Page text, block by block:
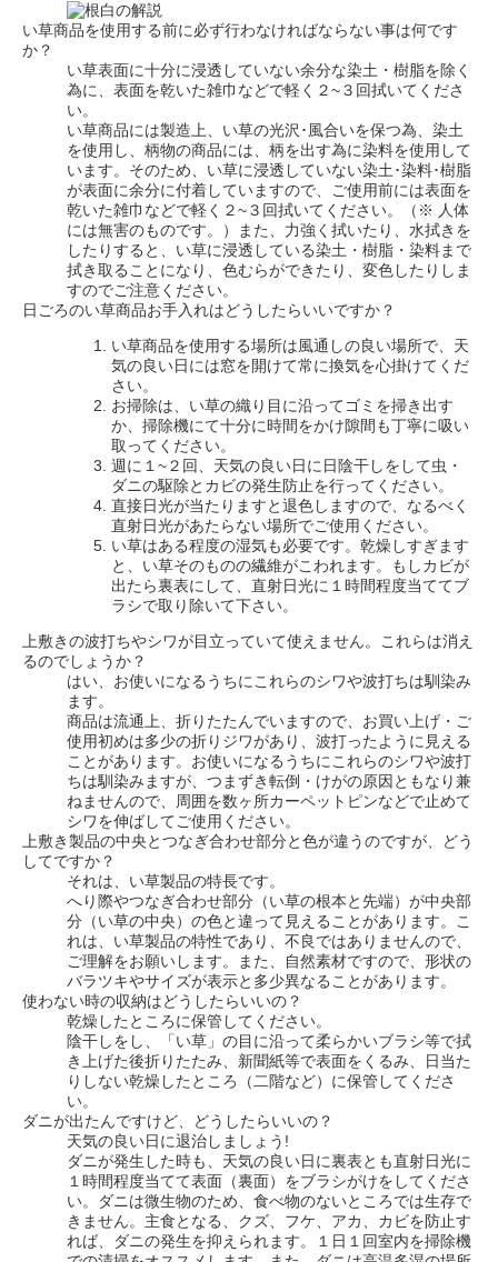
い草商品を使用する前に必ず行わなければならない事は何です
か？
い草表面に十分に浸透していない余分な染土・樹脂を除く
為に、表面を乾いた雑巾などで軽く２~３回拭いてくださ
い。
い草商品には製造上、い草の光沢･風合いを保つ為、染土
を使用し、柄物の商品には、柄を出す為に染料を使用して
います。そのため、い草に浸透していない染土･染料･樹脂
が表面に余分に付着していますので、ご使用前には表面を
乾いた雑巾などで軽く２~３回拭いてください。（※ 人体
には無害のものです。）また、力強く拭いたり、水拭きを
したりすると、い草に浸透している染土・樹脂・染料まで
拭き取ることになり、色むらができたり、変色したりしま
すのでご注意ください。
日ごろのい草商品お手入れはどうしたらいいですか？
い草商品を使用する場所は風通しの良い場所で、天
気の良い日には窓を開けて常に換気を心掛けてくだ
さい。
お掃除は、い草の織り目に沿ってゴミを掃き出す
か、掃除機にて十分に時間をかけ隙間も丁寧に吸い
取ってください。
週に１~２回、天気の良い日に日陰干しをして虫・
ダニの駆除とカビの発生防止を行ってください。
直接日光が当たりますと退色しますので、なるべく
直射日光があたらない場所でご使用ください。
い草はある程度の湿気も必要です。乾燥しすぎます
と、い草そのものの繊維がこわれます。もしカビが
出たら裏表にして、直射日光に１時間程度当ててブ
ラシで取り除いて下さい。
上敷きの波打ちやシワが目立っていて使えません。これらは消え
るのでしょうか？
はい、お使いになるうちにこれらのシワや波打ちは馴染み
ます。
商品は流通上、折りたたんでいますので、お買い上げ・ご
使用初めは多少の折りジワがあり、波打ったように見える
ことがあります。お使いになるうちにこれらのシワや波打
ちは馴染みますが、つまずき転倒・けがの原因ともなり兼
ねませんので、周囲を数ヶ所カーペットピンなどで止めて
シワを伸ばしてご使用ください。
上敷き製品の中央とつなぎ合わせ部分と色が違うのですが、どう
してですか？
それは、い草製品の特長です。
へり際やつなぎ合わせ部分（い草の根本と先端）が中央部
分（い草の中央）の色と違って見えることがあります。こ
れは、い草製品の特性であり、不良ではありませんので、
ご理解をお願いします。また、自然素材ですので、形状の
バラツキやサイズが表示と多少異なることがあります。
使わない時の収納はどうしたらいいの？
乾燥したところに保管してください。
陰干しをし、「い草」の目に沿って柔らかいブラシ等で拭
き上げた後折りたたみ、新聞紙等で表面をくるみ、日当た
りしない乾燥したところ（二階など）に保管してくださ
い。
ダニが出たんですけど、どうしたらいいの？
天気の良い日に退治しましょう!
ダニが発生した時も、天気の良い日に裏表とも直射日光に
１時間程度当てて表面（裏面）をブラシがけをしてくださ
い。ダニは微生物のため、食べ物のないところでは生存で
きません。主食となる、クズ、フケ、アカ、カビを防止す
れば、ダニの発生を抑えられます。１日１回室内を掃除機